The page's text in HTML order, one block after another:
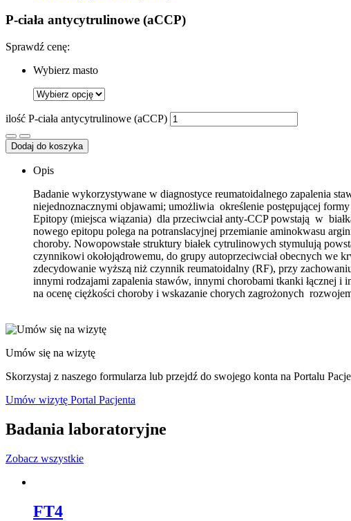
P-ciała antycytrulinowe (aCCP)
Sprawdź cenę:
Wybierz masto
ilość P-ciała antycytrulinowe (aCCP)
Dodaj do koszyka
Opis
Badanie wykorzystywane w diagnostyce reumatoidalnego zapalenia
niejednoznacznymi objawami; umożliwia określenie postępującej
Epitopy (miejsca wiązania) dla przeciwciał anty-CCP powstają w
nowego epitopu polega na potranslacyjnej przemianie aminokwasu
choroby. Nowopowstałe struktury białek cytrulinowych stymulują
czynnikowi okołojądrowemu, do grupy autoprzeciwciał obecnych we
zdecydowanie wyższą niż czynnik reumatoidalny (RF), przy
innymi rodzajami zapalenia stawów, innymi chorobami tkanki łącznej
na ocenę ciężkości choroby i wskazanie chorych zagrożonych
Umów się na wizytę
Skorzystaj z naszego formularza lub przejdź do swojego konta na Portalu
Umów wizytę Portal Pacjenta
Badania laboratoryjne
Zobacz wszystkie
FT4